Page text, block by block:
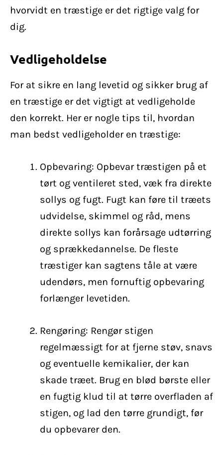
hvorvidt en træstige er det rigtige valg for
dig.
Vedligeholdelse
For at sikre en lang levetid og sikker brug af
en træstige er det vigtigt at vedligeholde
den korrekt. Her er nogle tips til, hvordan
man bedst vedligeholder en træstige:
Opbevaring: Opbevar træstigen på et
tørt og ventileret sted, væk fra direkte
sollys og fugt. Fugt kan føre til træets
udvidelse, skimmel og råd, mens
direkte sollys kan forårsage udtørring
og sprækkedannelse. De fleste
træstiger kan sagtens tåle at være
udendørs, men fornuftig opbevaring
forlænger levetiden.
Rengøring: Rengør stigen
regelmæssigt for at fjerne støv, snavs
og eventuelle kemikalier, der kan
skade træet. Brug en blød børste eller
en fugtig klud til at tørre overfladen af
stigen, og lad den tørre grundigt, før
du opbevarer den.